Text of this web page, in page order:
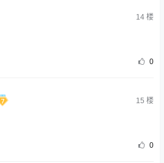
14楼
0
15 楼
0